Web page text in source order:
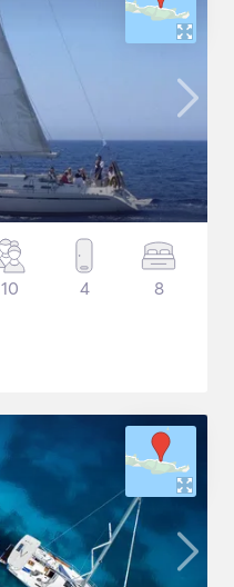
10 4 8